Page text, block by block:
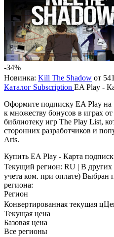
-34%
Новинка: Kill The Shadow от
Каталог Subscription EA Play -
Оформите подписку EA Play на
к множеству бонусов в играх
библиотеку игр The Play List,
сторонних разработчиков и
Arts.
Купить EA Play - Карта
Текущий регион: RU | В других
учета ком. при оплате) Выбран
региона:
Регион
Конвертированная текущая цЦ
Текущая цена
Базовая цена
Все регионы